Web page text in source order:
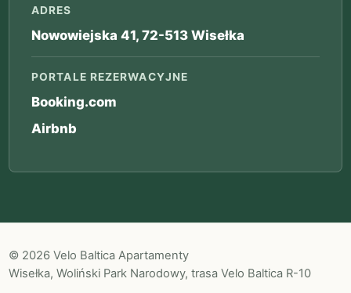
ADRES
Nowowiejska 41, 72-513 Wisełka
PORTALE REZERWACYJNE
Booking.com
Airbnb
© 2026 Velo Baltica Apartamenty
Wisełka, Woliński Park Narodowy, trasa Velo Baltica R-10